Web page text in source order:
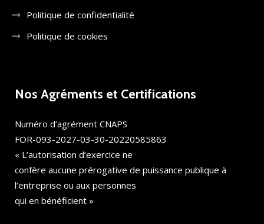
Politique de confidentialité
Politique de cookies
Nos Agréments et Certifications
Numéro d’agrément CNAPS
FOR-093-2027-03-30-20220585863
« L’autorisation d’exercice ne
confère aucune prérogative de puissance publique à
l’entreprise ou aux personnes
qui en bénéficient »